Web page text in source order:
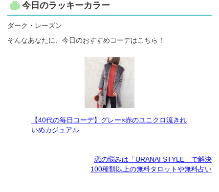
今日のラッキーカラー
ダーク・レーズン
そんなあなたに、今日のおすすめコーデはこちら！
【40代の毎日コーデ】グレー×赤のユニクロ流きれ
いめカジュアル
恋の悩みは「URANAI STYLE」で解決
100種類以上の無料タロットや無料占い